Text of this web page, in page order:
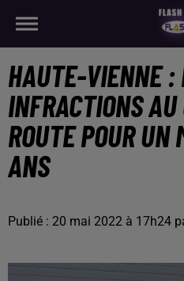
HAUTE-VIENNE :
INFRACTIONS
ROUTE POUR UN
ANS
Publié : 20 mai 2022 à 17h24